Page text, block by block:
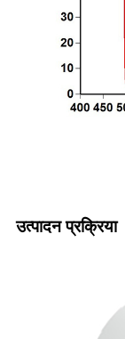
उत्पादन प्रक्रिया